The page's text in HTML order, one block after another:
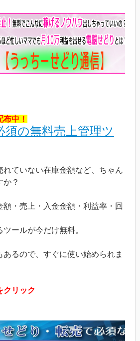
中！
須の無料売上管理ツ
れていない在庫金額など、ちゃん
か？
・売上・入金金額・利益率・回
ールが今だけ無料。
るので、すぐに使い始められま
クリック